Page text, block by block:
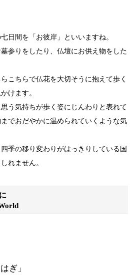
日間を「お彼岸」といいますね。
参りをしたり、仏壇にお供え物をした
こちらで仏花を大切そうに抱えて歩く
けます。
う気持ちが歩く姿にじんわりと表れて
でおだやかに温められていくような気
季の移り変わりがはっきりしている国
れません。
ぎ」